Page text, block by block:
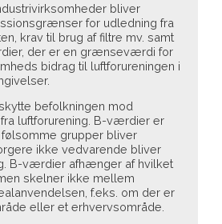
bliver
for udledning fra
krav til brug af filtre mv. samt
der er en grænseværdi for
bidrag til luftforureningen i
befolkningen mod
luftforurening. B-værdier er
grupper bliver
ikke vedvarende bliver
B-værdier afhænger af hvilket
skelner ikke mellem
f.eks. om der er
eller et erhvervsområde.